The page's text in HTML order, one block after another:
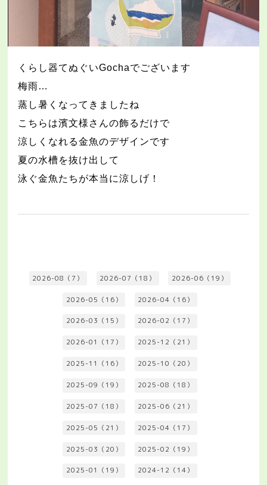
くらし器てぬぐいGochaでございます
梅雨…
蒸し暑くなってきましたね
こちらは濱文様さんの飾るだけで
涼しくなれる金魚のデザインです
夏の水槽を抜け出して
泳ぐ金魚たちが本当に涼しげ！
2026-08（7） 2026-07（18） 2026-06（19）
2026-05（16） 2026-04（16）
2026-03（15） 2026-02（17）
2026-01（17） 2025-12（21）
2025-11（16） 2025-10（20）
2025-09（19） 2025-08（18）
2025-07（18） 2025-06（21）
2025-05（21） 2025-04（17）
2025-03（20） 2025-02（19）
2025-01（19） 2024-12（14）